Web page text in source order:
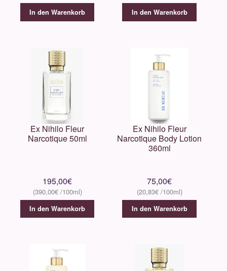
In den Warenkorb In den Warenkorb
Ex Nihilo Fleur
Narcotique 50ml
195,00€
390,00€
In den Warenkorb
Ex Nihilo Fleur
Narcotique Body Lotion
360ml
75,00€
20,83€
In den Warenkorb